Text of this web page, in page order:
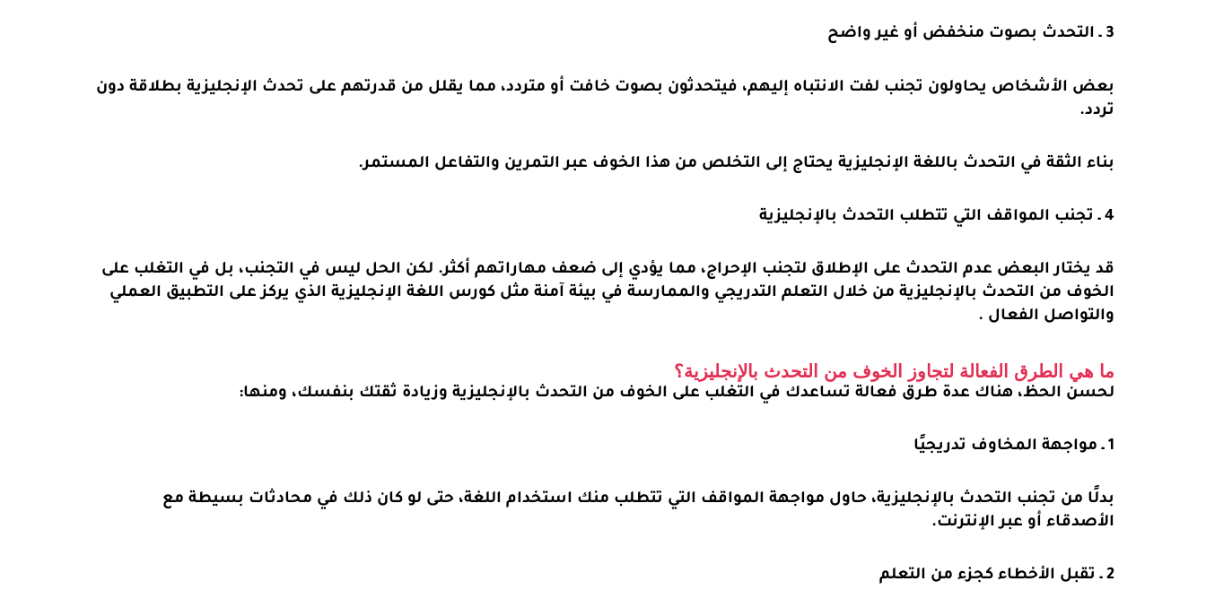
3 ـ التحدث بصوت منخفض أو غير واضح
بعض الأشخاص يحاولون تجنب لفت الانتباه إليهم، فيتحدثون بصوت خافت أو متردد، مما يقلل من قدرتهم على تحدث الإنجليزية بطلاقة دون
تردد.
بناء الثقة في التحدث باللغة الإنجليزية يحتاج إلى التخلص من هذا الخوف عبر التمرين والتفاعل المستمر.
4 ـ تجنب المواقف التي تتطلب التحدث بالإنجليزية
قد يختار البعض عدم التحدث على الإطلاق لتجنب الإحراج، مما يؤدي إلى ضعف مهاراتهم أكثر. لكن الحل ليس في التجنب، بل في التغلب على
الخوف من التحدث بالإنجليزية من خلال التعلم التدريجي والممارسة في بيئة آمنة مثل كورس اللغة الإنجليزية الذي يركز على التطبيق العملي
والتواصل الفعال .
ما هي الطرق الفعالة لتجاوز الخوف من التحدث بالإنجليزية؟
لحسن الحظ، هناك عدة طرق فعالة تساعدك في التغلب على الخوف من التحدث بالإنجليزية وزيادة ثقتك بنفسك، ومنها:
1 ـ مواجهة المخاوف تدريجيًا
بدلًا من تجنب التحدث بالإنجليزية، حاول مواجهة المواقف التي تتطلب منك استخدام اللغة، حتى لو كان ذلك في محادثات بسيطة مع
الأصدقاء أو عبر الإنترنت.
2 ـ تقبل الأخطاء كجزء من التعلم